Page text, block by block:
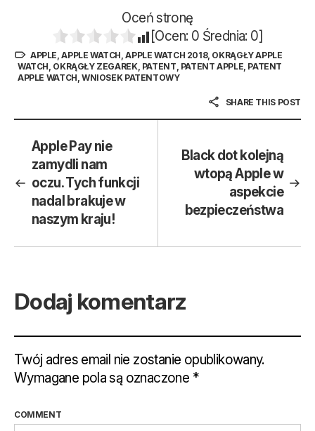
Oceń stronę
[Ocen: 0 Średnia: 0]
APPLE ,APPLE WATCH ,APPLE WATCH 2018, OKRĄGŁY APPLE
WATCH OKRĄGŁY ZEGAREK, PATENT PATENT APPLE PATENT
APPLE WATCH ,WNIOSEK PATENTOWY
SHARE THIS POST
Apple Pay nie
zamydli nam
oczu. Tych funkcji
nadal brakuje w
naszym kraju!
Black dot kolejną
wtopą Apple w
aspekcie
bezpieczeństwa
Dodaj komentarz
Twój adres email nie zostanie opublikowany.
Wymagane pola są oznaczone *
COMMENT